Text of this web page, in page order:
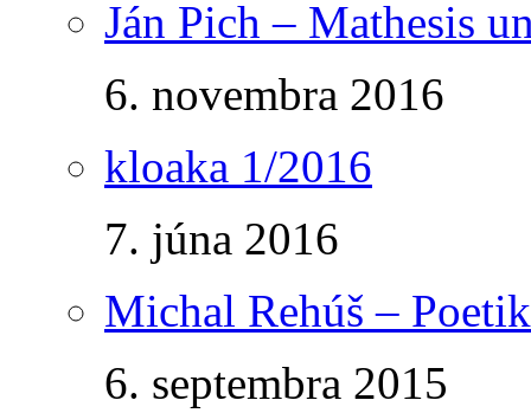
Ján Pich – Mathesis
6. novembra 2016
kloaka 1/2016
7. júna 2016
Michal Rehúš –
6. septembra 2015